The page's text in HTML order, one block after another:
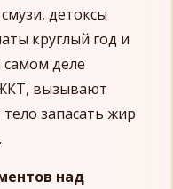
детоксы
круглый год и
деле
вызывают
запасать жир
над